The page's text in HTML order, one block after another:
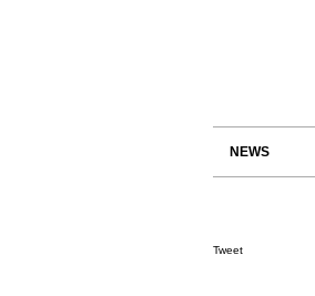
NEWS
Tweet